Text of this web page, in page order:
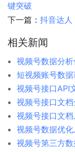
键突破
下一篇： 抖音达人
相关新闻